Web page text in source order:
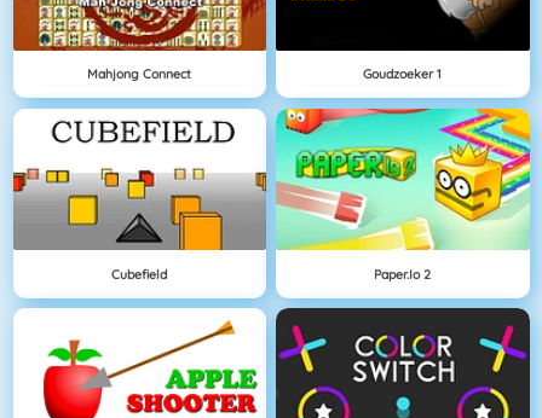
Mahjong Connect Goudzoeker 1
Cubefield Paper.io 2